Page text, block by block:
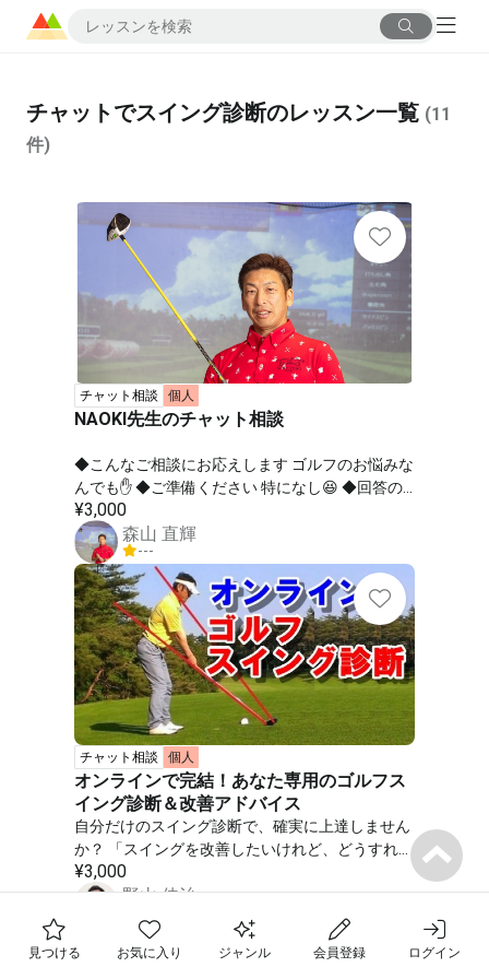
チャットでスイング診断のレッスン一覧 (11
件)
チャット相談 個人
NAOKI先生のチャット相談
◆こんなご相談にお応えします ゴルフのお悩みな
んでも✋ ◆ご準備ください 特になし😆 ◆回答の
方法 【＊動画や画像、テキストなどの回答方法を
ご記載ください】 その都度、対応します！ お気
軽にご相談下さい✋
¥3,000
森山 直輝
---
チャット相談 個人
オンラインで完結！あなた専用のゴルフス
イング診断＆改善アドバイス
自分だけのスイング診断で、確実に上達しません
か？ 「スイングを改善したいけれど、どうすれば
いいかわからない…」 そんなお悩みを抱えていま
せんか？ ・決まった時間のレッスンに通えない
・近くに良いレッスンがない ・自分のペースで上
達したい ・誰にも知られずにこっそり練習したい
これらのお悩みはすべてオンラインゴルフレッス
¥3,000
野山 佳治
フォロー中の先生
お気に入りのレッスン
見つける お気に入り ジャンル 会員登録 ログイン